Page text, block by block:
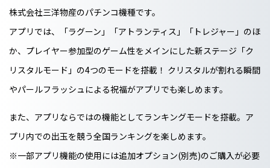
株式会社三洋物産のパチンコ機種です。
アプリでは、「ラグーン」「アトランティス」「トレジャー」のほ
か、プレイヤー参加型のゲーム性をメインにした新ステージ「ク
リスタルモード」の4つのモードを搭載！ クリスタルが割れる瞬間
やパールフラッシュによる祝福がアプリでも楽しめます。
また、アプリならではの機能としてランキングモードを搭載。ア
プリ内での出玉を競う全国ランキングを楽しめます。
※一部アプリ機能の使用には追加オプション(別売)のご購入が必要